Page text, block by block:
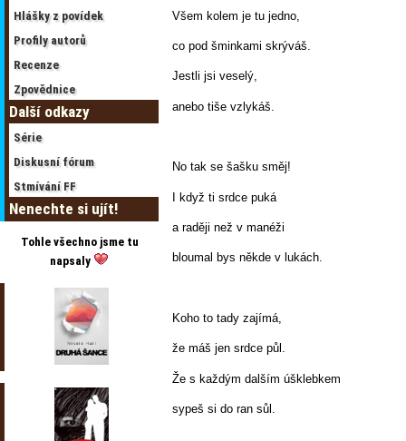
Hlášky z povídek
Profily autorů
Recenze
Zpovědnice
Další odkazy
Série
Diskusní fórum
Stmívání FF
Nenechte si ujít!
Tohle všechno jsme tu
napsaly
Všem kolem je tu jedno,
co pod šminkami skrýváš.
Jestli jsi veselý,
anebo tiše vzlykáš.
No tak se šašku směj!
I když ti srdce puká
a raději než v manéži
bloumal bys někde v lukách.
Koho to tady zajímá,
že máš jen srdce půl.
Že s každým dalším úšklebkem
sypeš si do ran sůl.